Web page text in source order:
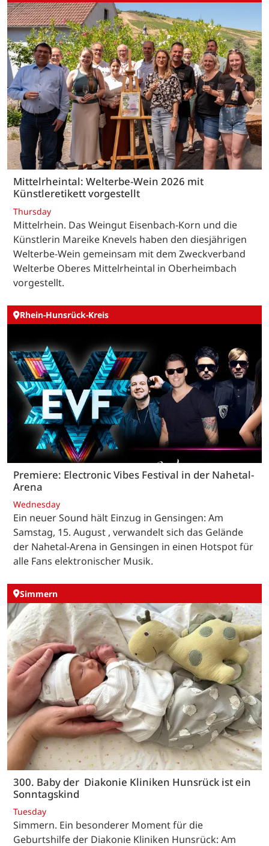
Mittelrheintal: Welterbe-Wein 2026 mit
Künstleretikett vorgestellt
Thursday
Mittelrhein. Das Weingut Eisenbach-Korn und die
Künstlerin Mareike Knevels haben den diesjährigen
Welterbe-Wein gemeinsam mit dem Zweckverband
Welterbe Oberes Mittelrheintal in Oberheimbach
vorgestellt.
Rhein-Hunsrück-Kreis
Premiere: Electronic Vibes Festival in der Nahetal-
Arena
Wednesday
Ein neuer Sound hält Einzug in Gensingen: Am
Samstag, 15. August , verwandelt sich das Gelände
der Nahetal-Arena in Gensingen in einen Hotspot für
alle Fans elektronischer Musik.
Simmern
300. Baby der Diakonie Kliniken Hunsrück ist ein
Sonntagskind
Tuesday
Simmern. Ein besonderer Moment für die
Geburtshilfe der Diakonie Kliniken Hunsrück: Am